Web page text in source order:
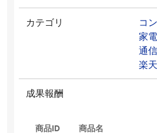
カテゴリ
コ
家電
通信
楽
成果報酬
商品ID 商品名